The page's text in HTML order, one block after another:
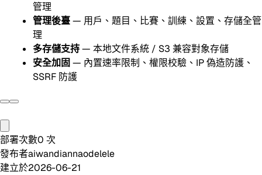
管理
管理後臺— 用戶、題目、比賽、訓練、設置、存儲全管
理
多存儲支持— 本地文件系統 / S3 兼容對象存儲
安全加固 — 內置速率限制、權限校驗、IP 偽造防護、
SSRF 防護
部署次數0 次
發布者aiwandiannaodelele
建立於2026-06-21